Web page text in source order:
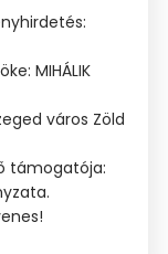
MIHÁLIK
város Zöld
támogatója: